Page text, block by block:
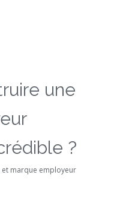
une
?
et marque employeur